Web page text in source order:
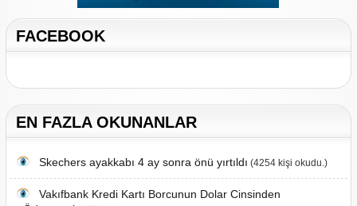
FACEBOOK
EN FAZLA OKUNANLAR
Skechers ayakkabı 4 ay sonra önü yırtıldı (4254 kişi okudu.)
Vakıfbank Kredi Kartı Borcunun Dolar Cinsinden